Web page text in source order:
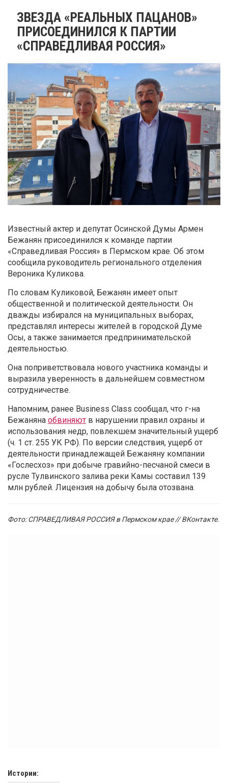
ЗВЕЗДА «РЕАЛЬНЫХ ПАЦАНОВ»
ПРИСОЕДИНИЛСЯ К ПАРТИИ
«СПРАВЕДЛИВАЯ РОССИЯ»
Известный актер и депутат Осинской Думы Армен
Бежанян присоединился к команде партии
«Справедливая Россия» в Пермском крае. Об этом
сообщила руководитель регионального отделения
Вероника Куликова.
По словам Куликовой, Бежанян имеет опыт
общественной и политической деятельности. Он
дважды избирался на муниципальных выборах,
представлял интересы жителей в городской Думе
Осы, а также занимается предпринимательской
деятельностью.
Она поприветствовала нового участника команды и
выразила уверенность в дальнейшем совместном
сотрудничестве.
Напомним, ранее Business Class сообщал, что г-на
Бежаняна обвиняют в нарушении правил охраны и
использования недр, повлекшем значительный ущерб
(ч. 1 ст. 255 УК РФ). По версии следствия, ущерб от
деятельности принадлежащей Бежаняну компании
«Гослесхоз» при добыче гравийно-песчаной смеси в
русле Тулвинского залива реки Камы составил 139
млн рублей. Лицензия на добычу была отозвана.
Фото:СПРАВЕДЛИВАЯ РОССИЯ в Пермском крае // ВКонтакте.
Истории: